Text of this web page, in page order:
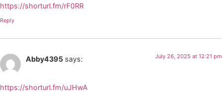
https://shorturl.fm/rF0RR
Reply
Abby4395 says: July 26, 2025 at 12:21 pm
https://shorturl.fm/uJHwA